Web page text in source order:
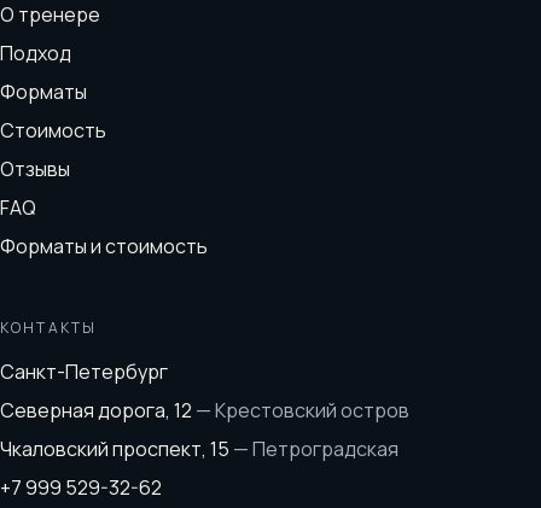
О тренере
Подход
Форматы
Стоимость
Отзывы
FAQ
Форматы и стоимость
КОНТАКТЫ
Санкт-Петербург
Северная дорога, 12 —Крестовский остров
Чкаловский проспект, 15 —Петроградская
+7 999 529-32-62